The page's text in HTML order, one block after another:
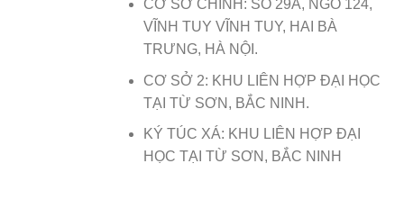
CƠ SỞ CHÍNH: SỐ 29A, NGÕ 124,
VĨNH TUY VĨNH TUY, HAI BÀ
TRƯNG, HÀ NỘI.
CƠ SỞ 2: KHU LIÊN HỢP ĐẠI HỌC
TẠI TỪ SƠN, BẮC NINH.
KÝ TÚC XÁ: KHU LIÊN HỢP ĐẠI
HỌC TẠI TỪ SƠN, BẮC NINH